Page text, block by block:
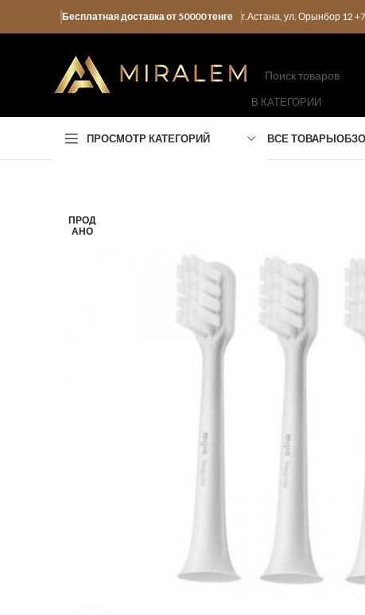
Бесплатная доставка от 50000 тенге г.Астана, ул. Орынбор 12
В КАТЕГОРИИ
ПРОСМОТР КАТЕГОРИЙ ВСЕ ТОВАРЫ
ПРОД
АНО